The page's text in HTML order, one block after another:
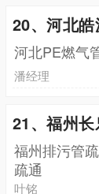
20、河北
河北PE燃气
潘经理
21、福州
福州排污管
疏通
叶铭